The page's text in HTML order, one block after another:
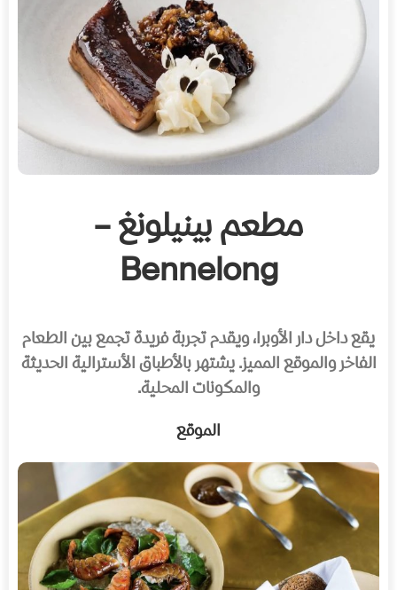
مطعم بينيلونغ –
Bennelong
يقع داخل دار الأوبرا، ويقدم تجربة فريدة تجمع بين الطعام
الفاخر والموقع المميز. يشتهر بالأطباق الأسترالية الحديثة
والمكونات المحلية.
الموقع